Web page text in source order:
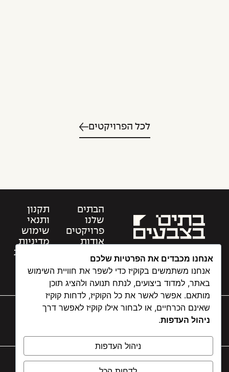
לכל הפרויקטים
הבתים
שלנו
פרויקטים
אודות
שאלות
תשובות
צור קשר
תקנון
ותנאי
שימוש
מדיניות
הפרטיות
נגישות
ANAT@COLOREDBUILDINGS.CO.IL
אנחנו מכבדים את הפרטיות שלכם
אנחנו משתמשים בקוקיז כדי לשפר את חוויית השימוש
באתר, למדוד ביצועים, לנתח תנועה ולהציג תוכן
מותאם. אפשר לאשר את כל הקוקיז, לדחות קוקיז
שאינם הכרחיים, או לבחור אילו קוקיז לאפשר דרך
ניהול העדפות.
ניהול העדפות